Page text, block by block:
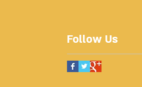
Follow Us